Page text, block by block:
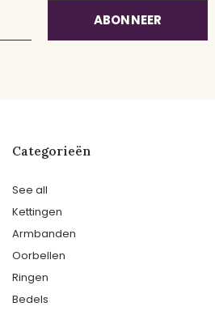
ABONNEER
Categorieën
See all
Kettingen
Armbanden
Oorbellen
Ringen
Bedels